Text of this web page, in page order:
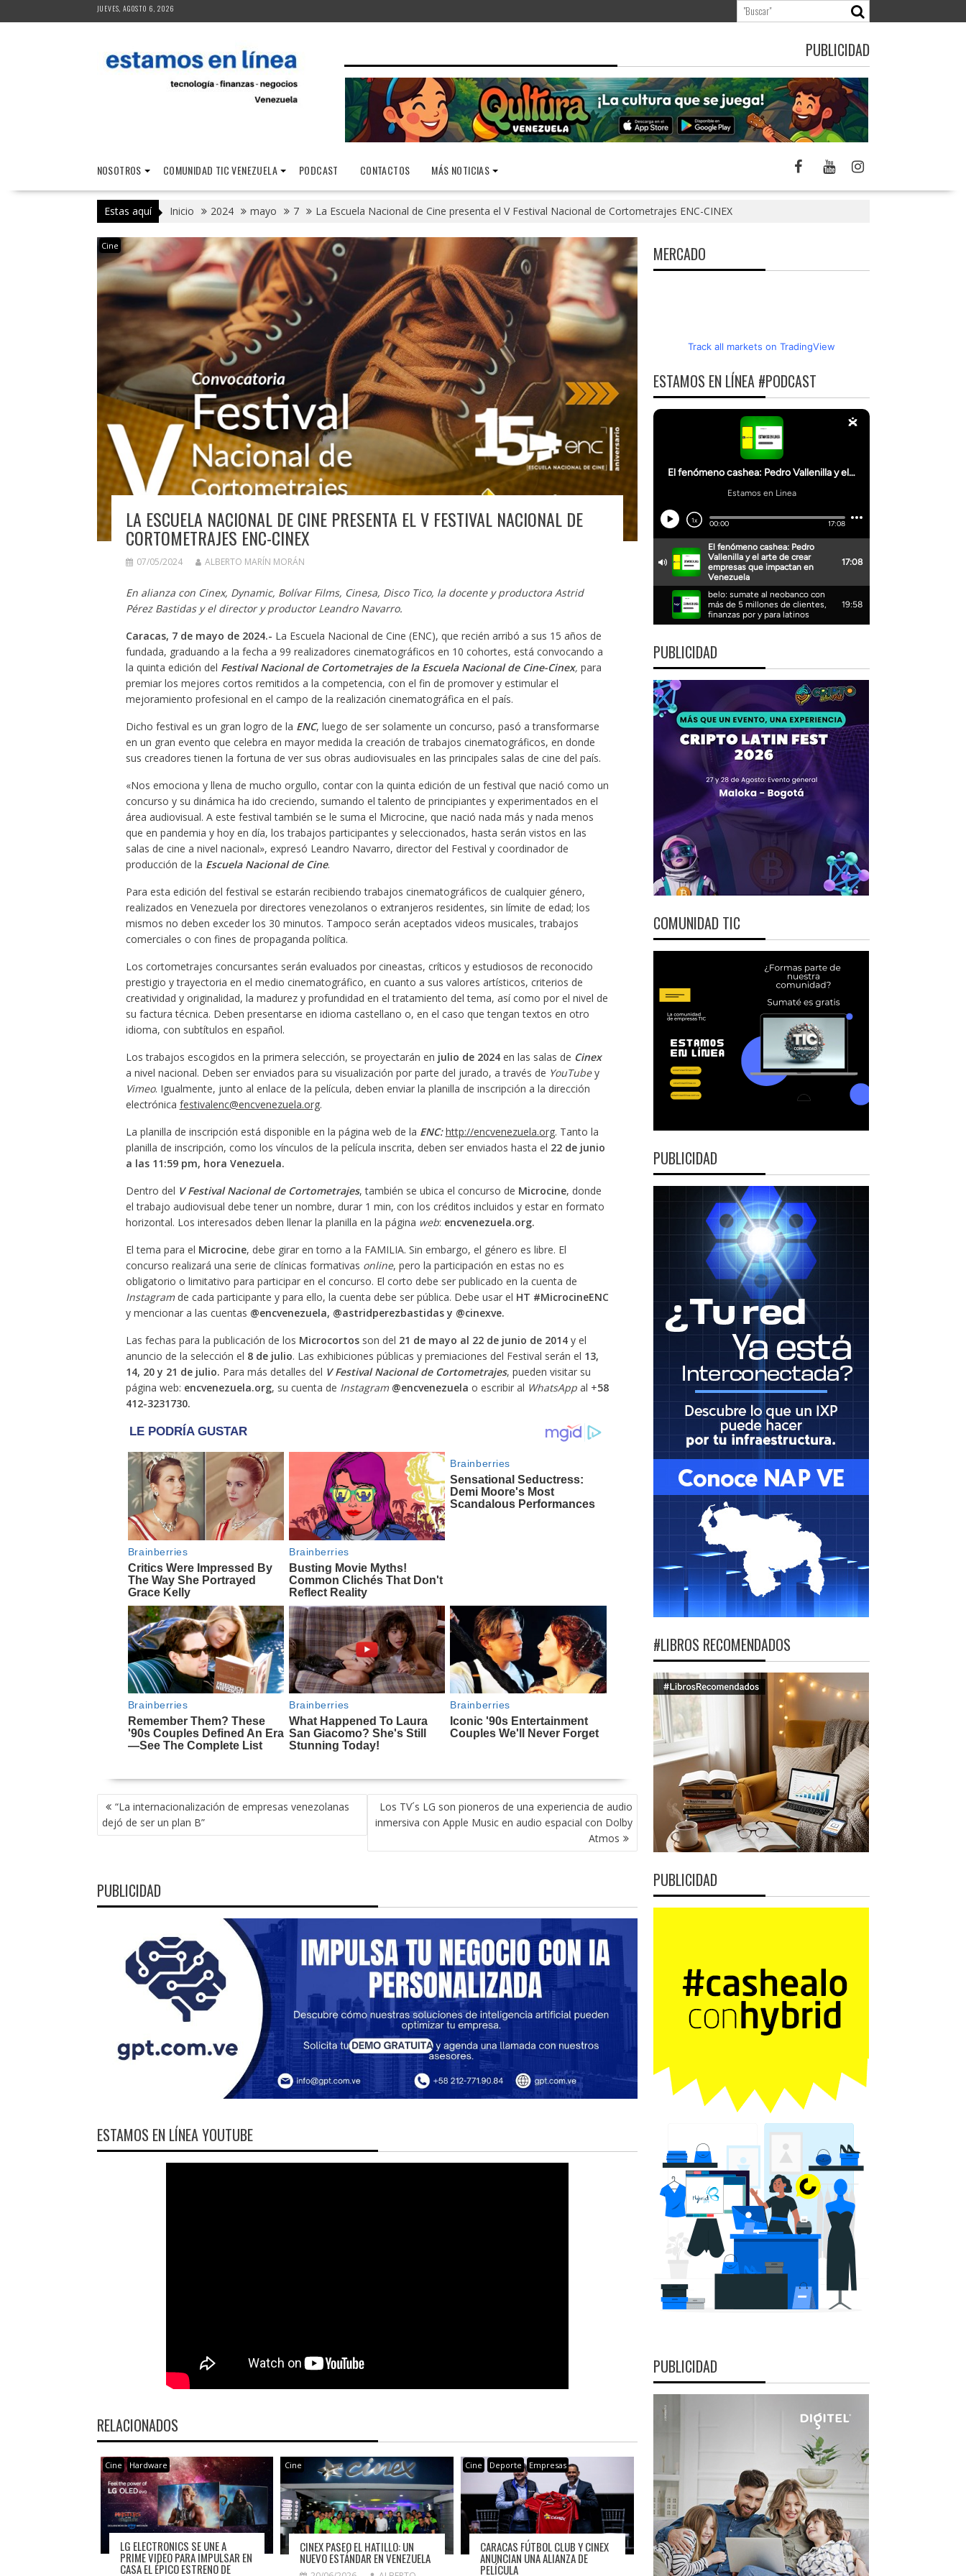
al
JUEVES, AGOSTO 6, 2026
PUBLICIDAD
NOSOTROS COMUNIDAD TIC VENEZUELA PODCAST CONTACTOS MÁS NOTICIAS
Estas aquí Inicio 2024 mayo 7 La Escuela Nacional de Cine presenta el V Festival Nacional de Cortometrajes ENC-CINEX
Cine
LA ESCUELA NACIONAL DE CINE PRESENTA EL V FESTIVAL NACIONAL DE
CORTOMETRAJES ENC-CINEX
07/05/2024 ALBERTO MARÍN MORÁN
En alianza con Cinex, Dynamic, Bolívar Films, Cinesa, Disco Tico, la docente y productora Astrid
Pérez Bastidas y el director y productor Leandro Navarro.
Caracas, 7 de mayo de 2024.- La Escuela Nacional de Cine (ENC), que recién arribó a sus 15 años de
fundada, graduando a la fecha a 99 realizadores cinematográficos en 10 cohortes, está convocando a
la quinta edición del Festival Nacional de Cortometrajes de la Escuela Nacional de Cine-Cinex, para
premiar los mejores cortos remitidos a la competencia, con el fin de promover y estimular el
mejoramiento profesional en el campo de la realización cinematográfica en el país.
Dicho festival es un gran logro de la ENC, luego de ser solamente un concurso, pasó a transformarse
en un gran evento que celebra en mayor medida la creación de trabajos cinematográficos, en donde
sus creadores tienen la fortuna de ver sus obras audiovisuales en las principales salas de cine del país.
«Nos emociona y llena de mucho orgullo, contar con la quinta edición de un festival que nació como un
concurso y su dinámica ha ido creciendo, sumando el talento de principiantes y experimentados en el
área audiovisual. A este festival también se le suma el Microcine, que nació nada más y nada menos
que en pandemia y hoy en día, los trabajos participantes y seleccionados, hasta serán vistos en las
salas de cine a nivel nacional», expresó Leandro Navarro, director del Festival y coordinador de
producción de la Escuela Nacional de Cine.
Para esta edición del festival se estarán recibiendo trabajos cinematográficos de cualquier género,
realizados en Venezuela por directores venezolanos o extranjeros residentes, sin límite de edad; los
mismos no deben exceder los 30 minutos. Tampoco serán aceptados videos musicales, trabajos
comerciales o con fines de propaganda política.
Los cortometrajes concursantes serán evaluados por cineastas, críticos y estudiosos de reconocido
prestigio y trayectoria en el medio cinematográfico, en cuanto a sus valores artísticos, criterios de
creatividad y originalidad, la madurez y profundidad en el tratamiento del tema, así como por el nivel de
su factura técnica. Deben presentarse en idioma castellano o, en el caso que tengan textos en otro
idioma, con subtítulos en español.
Los trabajos escogidos en la primera selección, se proyectarán en julio de 2024en las salas de Cinex
a nivel nacional. Deben ser enviados para su visualización por parte del jurado, a través de YouTubey
Vimeo. Igualmente, junto al enlace de la película, deben enviar la planilla de inscripción a la dirección
electrónica festivalenc@encvenezuela.org.
La planilla de inscripción está disponible en la página web de la ENC: http://encvenezuela.org. Tanto la
planilla de inscripción, como los vínculos de la película inscrita, deben ser enviados hasta el 22 de junio
a las 11:59 pm, hora Venezuela.
Dentro del V Festival Nacional de Cortometrajes, también se ubica el concurso de Microcine, donde
el trabajo audiovisual debe tener un nombre, durar 1 min, con los créditos incluidos y estar en formato
horizontal. Los interesados deben llenar la planilla en la página web: encvenezuela.org.
El tema para el Microcine, debe girar en torno a la FAMILIA. Sin embargo, el género es libre. El
concurso realizará una serie de clínicas formativas online, pero la participación en estas no es
obligatorio o limitativo para participar en el concurso. El corto debe ser publicado en la cuenta de
Instagram de cada participante y para ello, la cuenta debe ser pública. Debe usar el HT #MicrocineENC
y mencionar a las cuentas @encvenezuela, @astridperezbastidas y @cinexve.
Las fechas para la publicación de los Microcortosson del 21 de mayo al 22 de junio de 2014y el
anuncio de la selección el 8 de julio. Las exhibiciones públicas y premiaciones del Festival serán el 13,
14, 20 y 21 de julio. Para más detalles del V Festival Nacional de Cortometrajes, pueden visitar su
página web: encvenezuela.org, su cuenta de Instagram @encvenezuela o escribir al WhatsAppal +58
412-3231730.
NAVEGACIÓN
DE
ENTRADAS
“La internacionalización de empresas venezolanas
dejó de ser un plan B”
Los TV´s LG son pioneros de una experiencia de audio
inmersiva con Apple Music en audio espacial con Dolby
Atmos
PUBLICIDAD
ESTAMOS EN LÍNEA YOUTUBE
RELACIONADOS
Cine Hardware
LG ELECTRONICS SE UNE A
PRIME VIDEO PARA IMPULSAR EN
CASA EL ÉPICO ESTRENO DE
Cine
CINEX PASEO EL HATILLO: UN
NUEVO ESTÁNDAR EN VENEZUELA
Cine Deporte Empresas
CARACAS FÚTBOL CLUB Y CINEX
ANUNCIAN UNA ALIANZA DE
PELÍCULA
MERCADO
Track all markets on TradingView
ESTAMOS EN LÍNEA #PODCAST
PUBLICIDAD
COMUNIDAD TIC
PUBLICIDAD
#LIBROS RECOMENDADOS
PUBLICIDAD
PUBLICIDAD